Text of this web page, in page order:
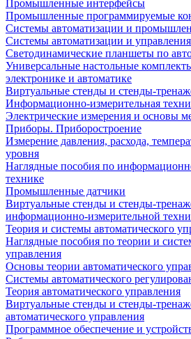
Промышленные интерфейсы
Промышленные программируемые
Системы автоматизации и
Системы автоматизации и
Светодинамические планшеты по
Универсальные настольные
электронике и автоматике
Виртуальные стенды и стенды-
Информационно-измерительная
Электрические измерения и основы
Приборы. Приборостроение
Измерение давления, расхода,
уровня
Наглядные пособия по
технике
Промышленные датчики
Виртуальные стенды и стенды-
информационно-измерительной
Теория и системы автоматического
Наглядные пособия по теории и
управления
Основы теории автоматического
Системы автоматического
Теория автоматического управления
Виртуальные стенды и стенды-
автоматического управления
Программное обеспечение и